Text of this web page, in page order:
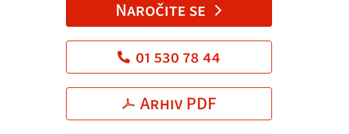
Naročite se
01 530 78 44
Arhiv PDF